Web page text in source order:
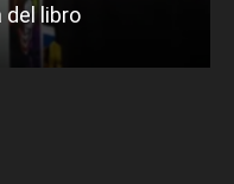
del libro